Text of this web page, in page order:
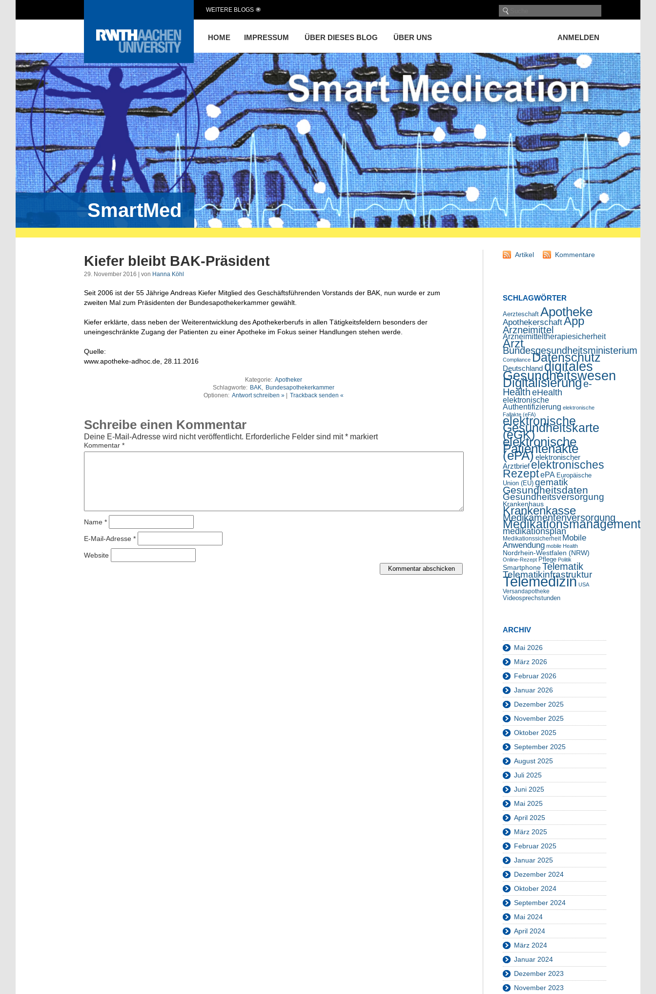
HOME IMPRESSUM ÜBER DIESES BLOG ÜBER UNS ANMELDEN
WEITERE BLOGS
SmartMed
Kiefer bleibt BAK-Präsident
29. November 2016 | von Hanna Köhl
Seit 2006 ist der 55 Jährige Andreas Kiefer Mitglied des Geschäftsführenden Vorstands der BAK, nun wurde er zum
zweiten Mal zum Präsidenten der Bundesapothekerkammer gewählt.
Kiefer erklärte, dass neben der Weiterentwicklung des Apothekerberufs in allen Tätigkeitsfeldern besonders der
uneingeschränkte Zugang der Patienten zu einer Apotheke im Fokus seiner Handlungen stehen werde.
Quelle:
www.apotheke-adhoc.de, 28.11.2016
Kategorie: Apotheker
Schlagworte: BAK, Bundesapothekerkammer
Optionen: Antwort schreiben »| Trackback senden «
Schreibe einen Kommentar
Deine E-Mail-Adresse wird nicht veröffentlicht. Erforderliche Felder sind mit* markiert
Kommentar *
Name *
E-Mail-Adresse *
Website
Artikel Kommentare
SCHLAGWÖRTER
Aerzteschaft Apotheke
ApothekerschaftApp
Arzneimittel
Arzneimitteltherapiesicherheit
Arzt
Bundesgesundheitsministerium
Compliance Datenschutz
Deutschlanddigitales
Gesundheitswesen
Digitalisierunge-
Health eHealth
elektronische
Authentifizierung elektronische
Fallakte (eFA)
elektronische
Gesundheitskarte
(eGK)
elektronische
Patientenakte
(ePA) elektronischer
Arztbriefelektronisches
RezeptePA Europäische
Union (EU) gematik
Gesundheitsdaten
Gesundheitsversorgung
Krankenhaus
Krankenkasse
Medikamentenversorgung
Medikationsmanagement
medikationsplan
Medikationssicherheit Mobile
Anwendung mobile Health
Nordrhein-Westfalen (NRW)
Online-Rezept Pflege Politik
Smartphone Telematik
Telematikinfrastruktur
Telemedizin USA
Versandapotheke
Videosprechstunden
ARCHIV
Mai 2026
März 2026
Februar 2026
Januar 2026
Dezember 2025
November 2025
Oktober 2025
September 2025
August 2025
Juli 2025
Juni 2025
Mai 2025
April 2025
März 2025
Februar 2025
Januar 2025
Dezember 2024
Oktober 2024
September 2024
Mai 2024
April 2024
März 2024
Januar 2024
Dezember 2023
November 2023